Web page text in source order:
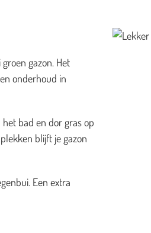
gazon. Het
onderhoud in
bad en dor gras op
blijft je gazon
Een extra